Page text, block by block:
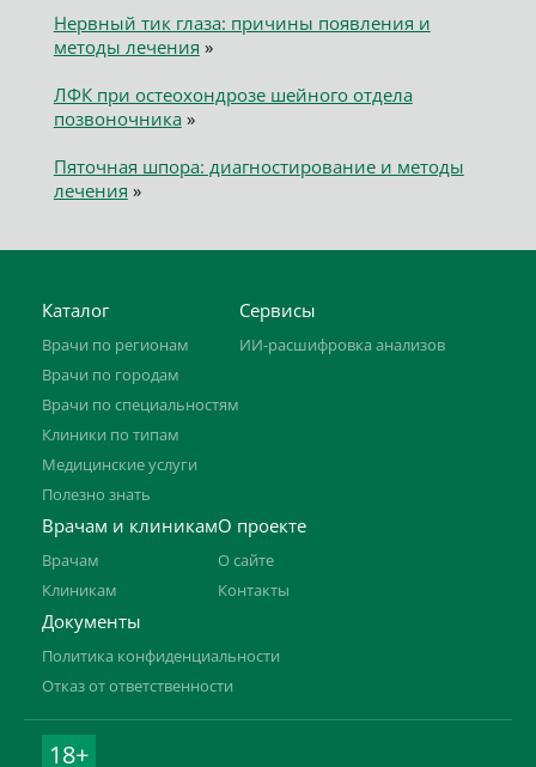
Нервный тик глаза: причины появления и
методы лечения »
ЛФК при остеохондрозе шейного отдела
позвоночника»
Пяточная шпора: диагностирование и методы
лечения »
Каталог
Врачи по регионам
Врачи по городам
Врачи по специальностям
Клиники по типам
Медицинские услуги
Полезно знать
Сервисы
ИИ-расшифровка анализов
Врачам и клиникам
Врачам
Клиникам
О проекте
О сайте
Контакты
Документы
Политика конфиденциальности
Отказ от ответственности
18+